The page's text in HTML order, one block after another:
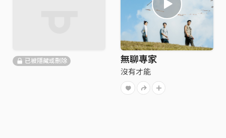
已被隱藏或刪除 無聊專家
沒有才能